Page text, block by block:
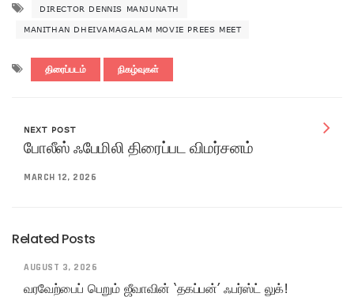
DIRECTOR DENNIS MANJUNATH
MANITHAN DHEIVAMAGALAM MOVIE PREES MEET
திரைப்படம் நிகழ்வுகள்
NEXT POST
போலீஸ் ஃபேமிலி திரைப்பட விமர்சனம்
MARCH 12, 2026
Related Posts
AUGUST 3, 2026
வரவேற்பைப் பெறும் ஜீவாவின் ‘தகப்பன்’ ஃபர்ஸ்ட் லுக்!